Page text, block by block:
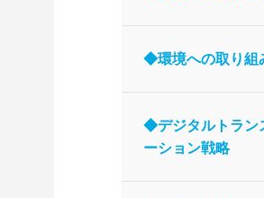
◆環境への取り組
◆デジタルトラン
ーション戦略